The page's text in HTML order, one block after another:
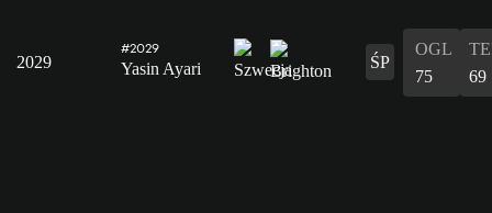
2029
#2029
Yasin Ayari ŚP
OGL
75
69